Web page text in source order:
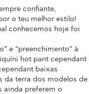
confiante,
o teu melhor estilo!
conhecemos hoje foi
e “preenchimento” à
hot pant cependant
baixas
da terra dos modelos de
ainda preferem o